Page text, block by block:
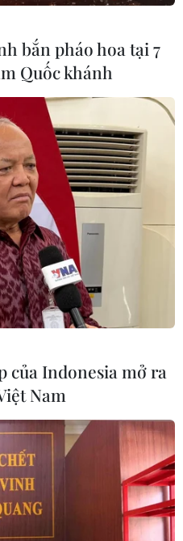
bắn pháo hoa tại 7
Quốc khánh
của Indonesia mở ra
Nam